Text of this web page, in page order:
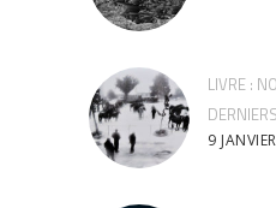
LIVRE :
DERNIERS
9